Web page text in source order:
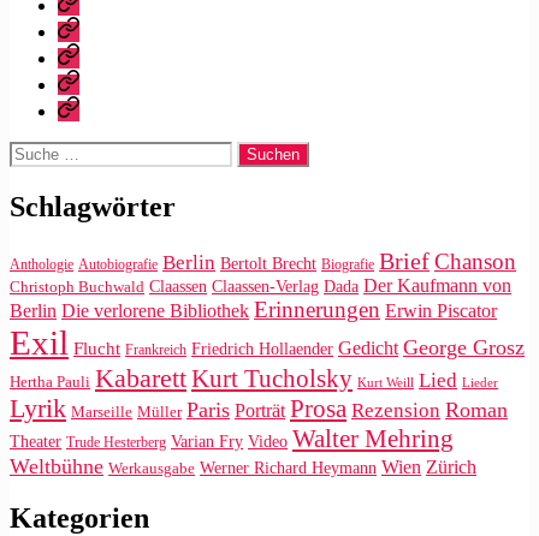
Blog?
Vita
Zitate
|
Tweets
Impressum/Datenschutz
Rechteanfrage
Suche
nach:
Schlagwörter
Anthologie Autobiografie Berlin Bertolt Brecht Biografie BriefChanson
Christoph Buchwald Claassen Claassen-Verlag Dada Der Kaufmann von
Berlin Die verlorene Bibliothek Erinnerungen Erwin Piscator
Exil Flucht Frankreich Friedrich Hollaender Gedicht George Grosz
Hertha Pauli KabarettKurt Tucholsky Kurt Weill Lied Lieder
Lyrik Marseille Müller Paris Porträt Prosa Rezension Roman
Theater Trude Hesterberg Varian Fry Video Walter Mehring
Weltbühne Werkausgabe Werner Richard Heymann Wien Zürich
Kategorien